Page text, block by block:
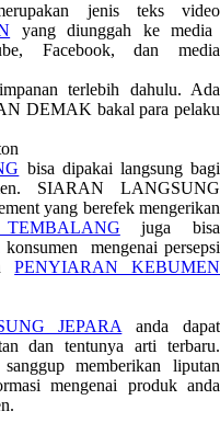
jenis teks video
yang diunggah ke media
Facebook, dan media
terlebih dahulu. Ada
DEMAK bakal para pelaku
bisa dipakai langsung bagi
SIARAN LANGSUNG
yang berefek mengerikan
juga bisa
mengenai persepsi
PENYIARAN KEBUMEN
JEPARA anda dapat
dan tentunya arti terbaru.
memberikan liputan
mengenai produk anda